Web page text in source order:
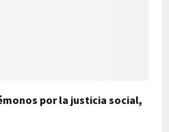
por la justicia social,